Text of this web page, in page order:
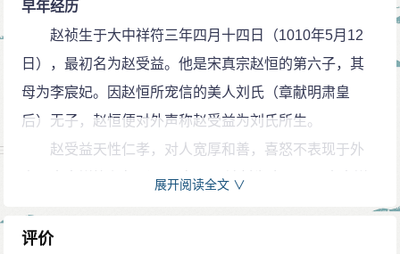
早年经历
赵祯生于大中祥符三年四月十四日（1010年5月12
日），最初名为赵受益。他是宋真宗赵恒的第六子，其
母为李宸妃。因赵恒所宠信的美人刘氏（章献明肃皇
后）无子，赵恒便对外声称赵受益为刘氏所生。
赵受益天性仁孝，对人宽厚和善，喜怒不表现于外
表。大中祥符七年（1014年），被封为庆国公。大中祥
禧元年（1017年），赵受益加官中书令。
展开阅读全文 ∨
评价